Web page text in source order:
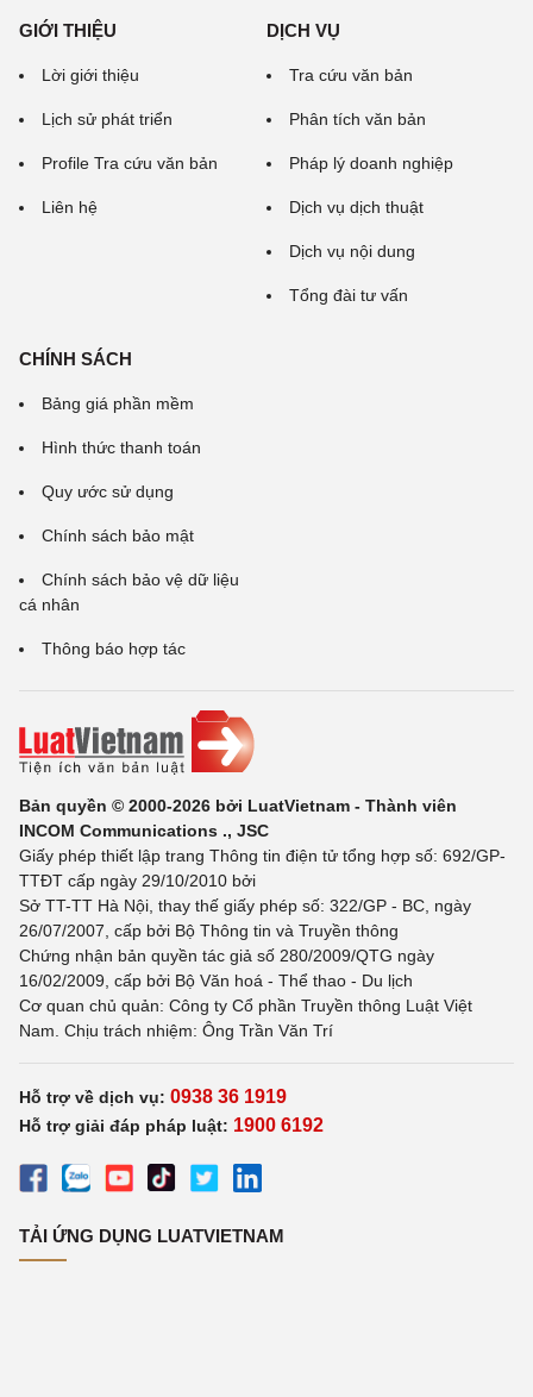
GIỚI THIỆU
Lời giới thiệu
Lịch sử phát triển
Profile Tra cứu văn bản
Liên hệ
DỊCH VỤ
Tra cứu văn bản
Phân tích văn bản
Pháp lý doanh nghiệp
Dịch vụ dịch thuật
Dịch vụ nội dung
Tổng đài tư vấn
CHÍNH SÁCH
Bảng giá phần mềm
Hình thức thanh toán
Quy ước sử dụng
Chính sách bảo mật
Chính sách bảo vệ dữ liệu
cá nhân
Thông báo hợp tác
Bản quyền © 2000-2026 bởi LuatVietnam - Thành viên
INCOM Communications ., JSC
Giấy phép thiết lập trang Thông tin điện tử tổng hợp số: 692/GP-
TTĐT cấp ngày 29/10/2010 bởi
Sở TT-TT Hà Nội, thay thế giấy phép số: 322/GP - BC, ngày
26/07/2007, cấp bởi Bộ Thông tin và Truyền thông
Chứng nhận bản quyền tác giả số 280/2009/QTG ngày
16/02/2009, cấp bởi Bộ Văn hoá - Thể thao - Du lịch
Cơ quan chủ quản: Công ty Cổ phần Truyền thông Luật Việt
Nam. Chịu trách nhiệm: Ông Trần Văn Trí
Hỗ trợ về dịch vụ: 0938 36 1919
Hỗ trợ giải đáp pháp luật: 1900 6192
TẢI ỨNG DỤNG LUATVIETNAM